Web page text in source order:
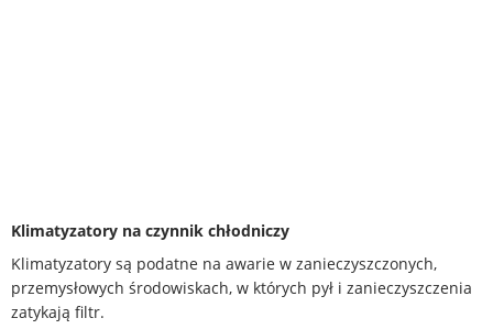
Klimatyzatory na czynnik chłodniczy
Klimatyzatory są podatne na awarie w zanieczyszczonych,
przemysłowych środowiskach, w których pył i zanieczyszczenia
zatykają filtr.